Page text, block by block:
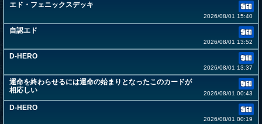
エド・フェニックスデッキ
2026/08/01 15:40
自認エド
2026/08/01 13:52
D-HERO
2026/08/01 13:37
運命を終わらせるには運命の始まりとなったこのカードが
相応しい
2026/08/01 00:43
D-HERO
2026/08/01 00:19